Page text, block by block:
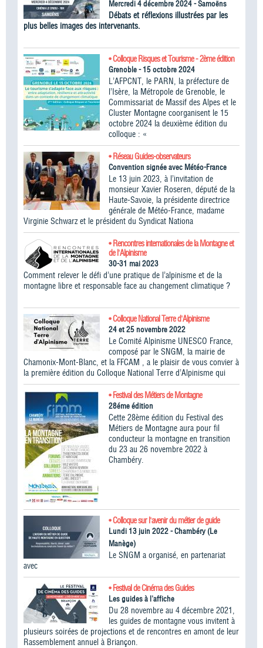
Mercredi 4 décembre 2024 - Samoëns
Débats et réflexions illustrées par les
plus belles images des intervenants.
• Colloque Risques et Tourisme - 2ème édition
Grenoble - 15 octobre 2024
L’AFPCNT, le PARN, la préfecture de
l’Isère, la Métropole de Grenoble, le
Commissariat de Massif des Alpes et le
Cluster Montagne coorganisent le 15
octobre 2024 la deuxième édition du
colloque : «
• Réseau Guides-observateurs
Convention signée avec Météo-France
Le 13 juin 2023, à l’invitation de
monsieur Xavier Roseren, député de la
Haute-Savoie, la présidente directrice
générale de Météo-France, madame
Virginie Schwarz et le président du Syndicat Nationa
• Rencontres internationales de la Montagne et
de l'Alpinisme
30-31 mai 2023
Comment relever le défi d’une pratique de l’alpinisme et de la
montagne libre et responsable face au changement climatique ?
• Colloque National Terre d'Alpinisme
24 et 25 novembre 2022
Le Comité Alpinisme UNESCO France,
composé par le SNGM, la mairie de
Chamonix-Mont-Blanc, et la FFCAM , a le plaisir de vous convier à
la première édition du Colloque National Terre d’Alpinisme qui
• Festival des Métiers de Montagne
28éme édition
Cette 28ème édition du Festival des
Métiers de Montagne aura pour fil
conducteur la montagne en transition
du 23 au 26 novembre 2022 à
Chambéry.
• Colloque sur l'avenir du métier de guide
Lundi 13 juin 2022 - Chambéry (Le
Manège)
Le SNGM a organisé, en partenariat
avec
• Festival de Cinéma des Guides
Les guides à l'affiche
Du 28 novembre au 4 décembre 2021,
les guides de montagne vous invitent à
plusieurs soirées de projections et de rencontres en amont de leur
Rassemblement annuel à Briançon.